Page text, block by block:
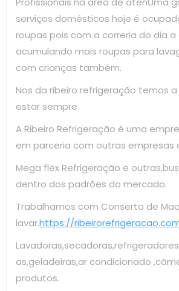
serviços domésticos hoje é
roupas pois com a correria do dia
acumulando mais roupas para
com crianças também.
Nos da ribeiro refrigeração temos
estar sempre.
A Ribeiro Refrigeração é uma
em parceria com outras empresas
Mega flex Refrigeração e
dentro dos padrões do mercado.
Trabalhamos com Conserto de
lavar.https://
as,geladeiras,ar condicionado
produtos.